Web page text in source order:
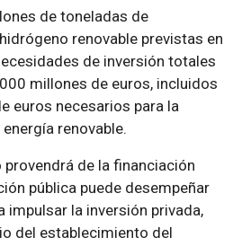
de toneladas de
renovable previstas en
de inversión totales
millones de euros, incluidos
euros necesarios para la
renovable.
de la financiación
pública puede desempeñar
impulsar la inversión privada,
del establecimiento del